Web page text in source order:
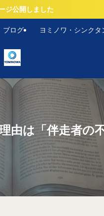
ジ公開しました
ブログ ヨミノワ・シンクタ
由は「伴走者の